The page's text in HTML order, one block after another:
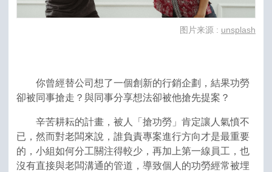
图片来源 : unsplash
你曾經替公司想了一個創新的行銷企劃，結果功勞
卻被同事搶走？與同事分享想法卻被他搶先提案？
辛苦耕耘的計畫，被人「搶功勞」肯定讓人氣憤不
已，然而對老闆來說，誰負責專案進行方向才是最重要
的，小組如何分工關注得較少，再加上第一線員工，也
沒有直接與老闆溝通的管道，導致個人的功勞經常被埋